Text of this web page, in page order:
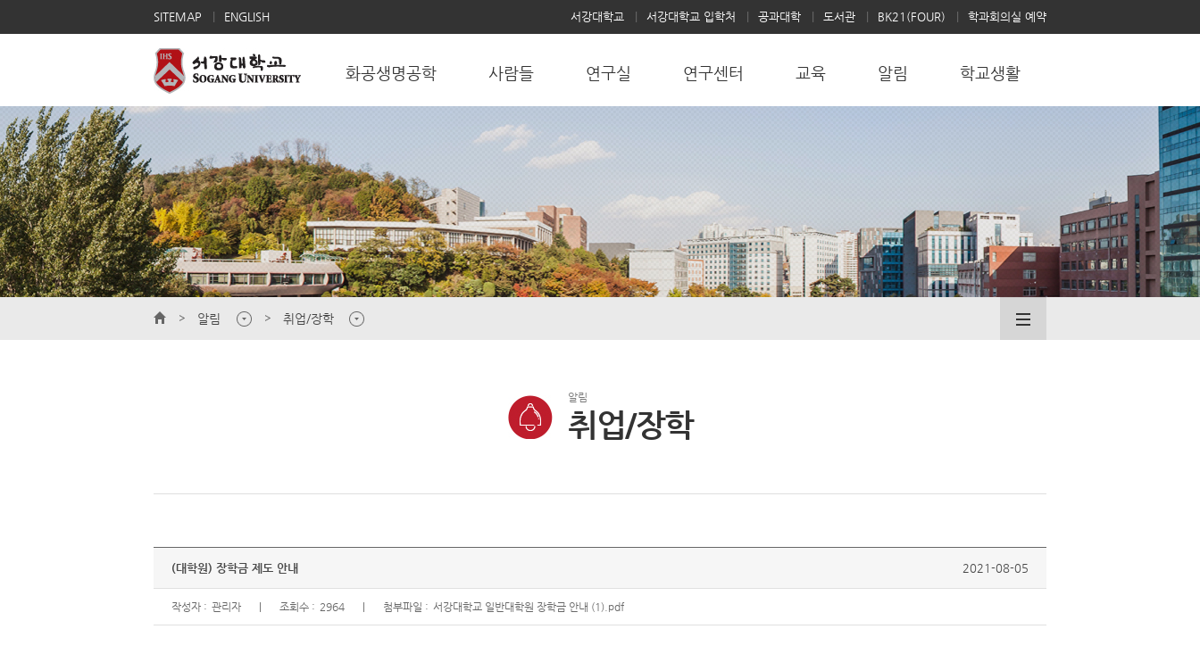
SITEMAP ENGLISH 서강대학교 서강대학교 입학처 공과대학 도서관 BK21(FOUR) 학과회의실 예약
화공생명공학 사람들 연구실 연구센터 교육 알림 학교생활
알림 취업/장학
알림
취업/장학
(대학원) 장학금 제도 안내 2021-08-05
작성자 : 관리자 조회수 : 2964 첨부파일 : 서강대학교 일반대학원 장학금 안내 (1).pdf